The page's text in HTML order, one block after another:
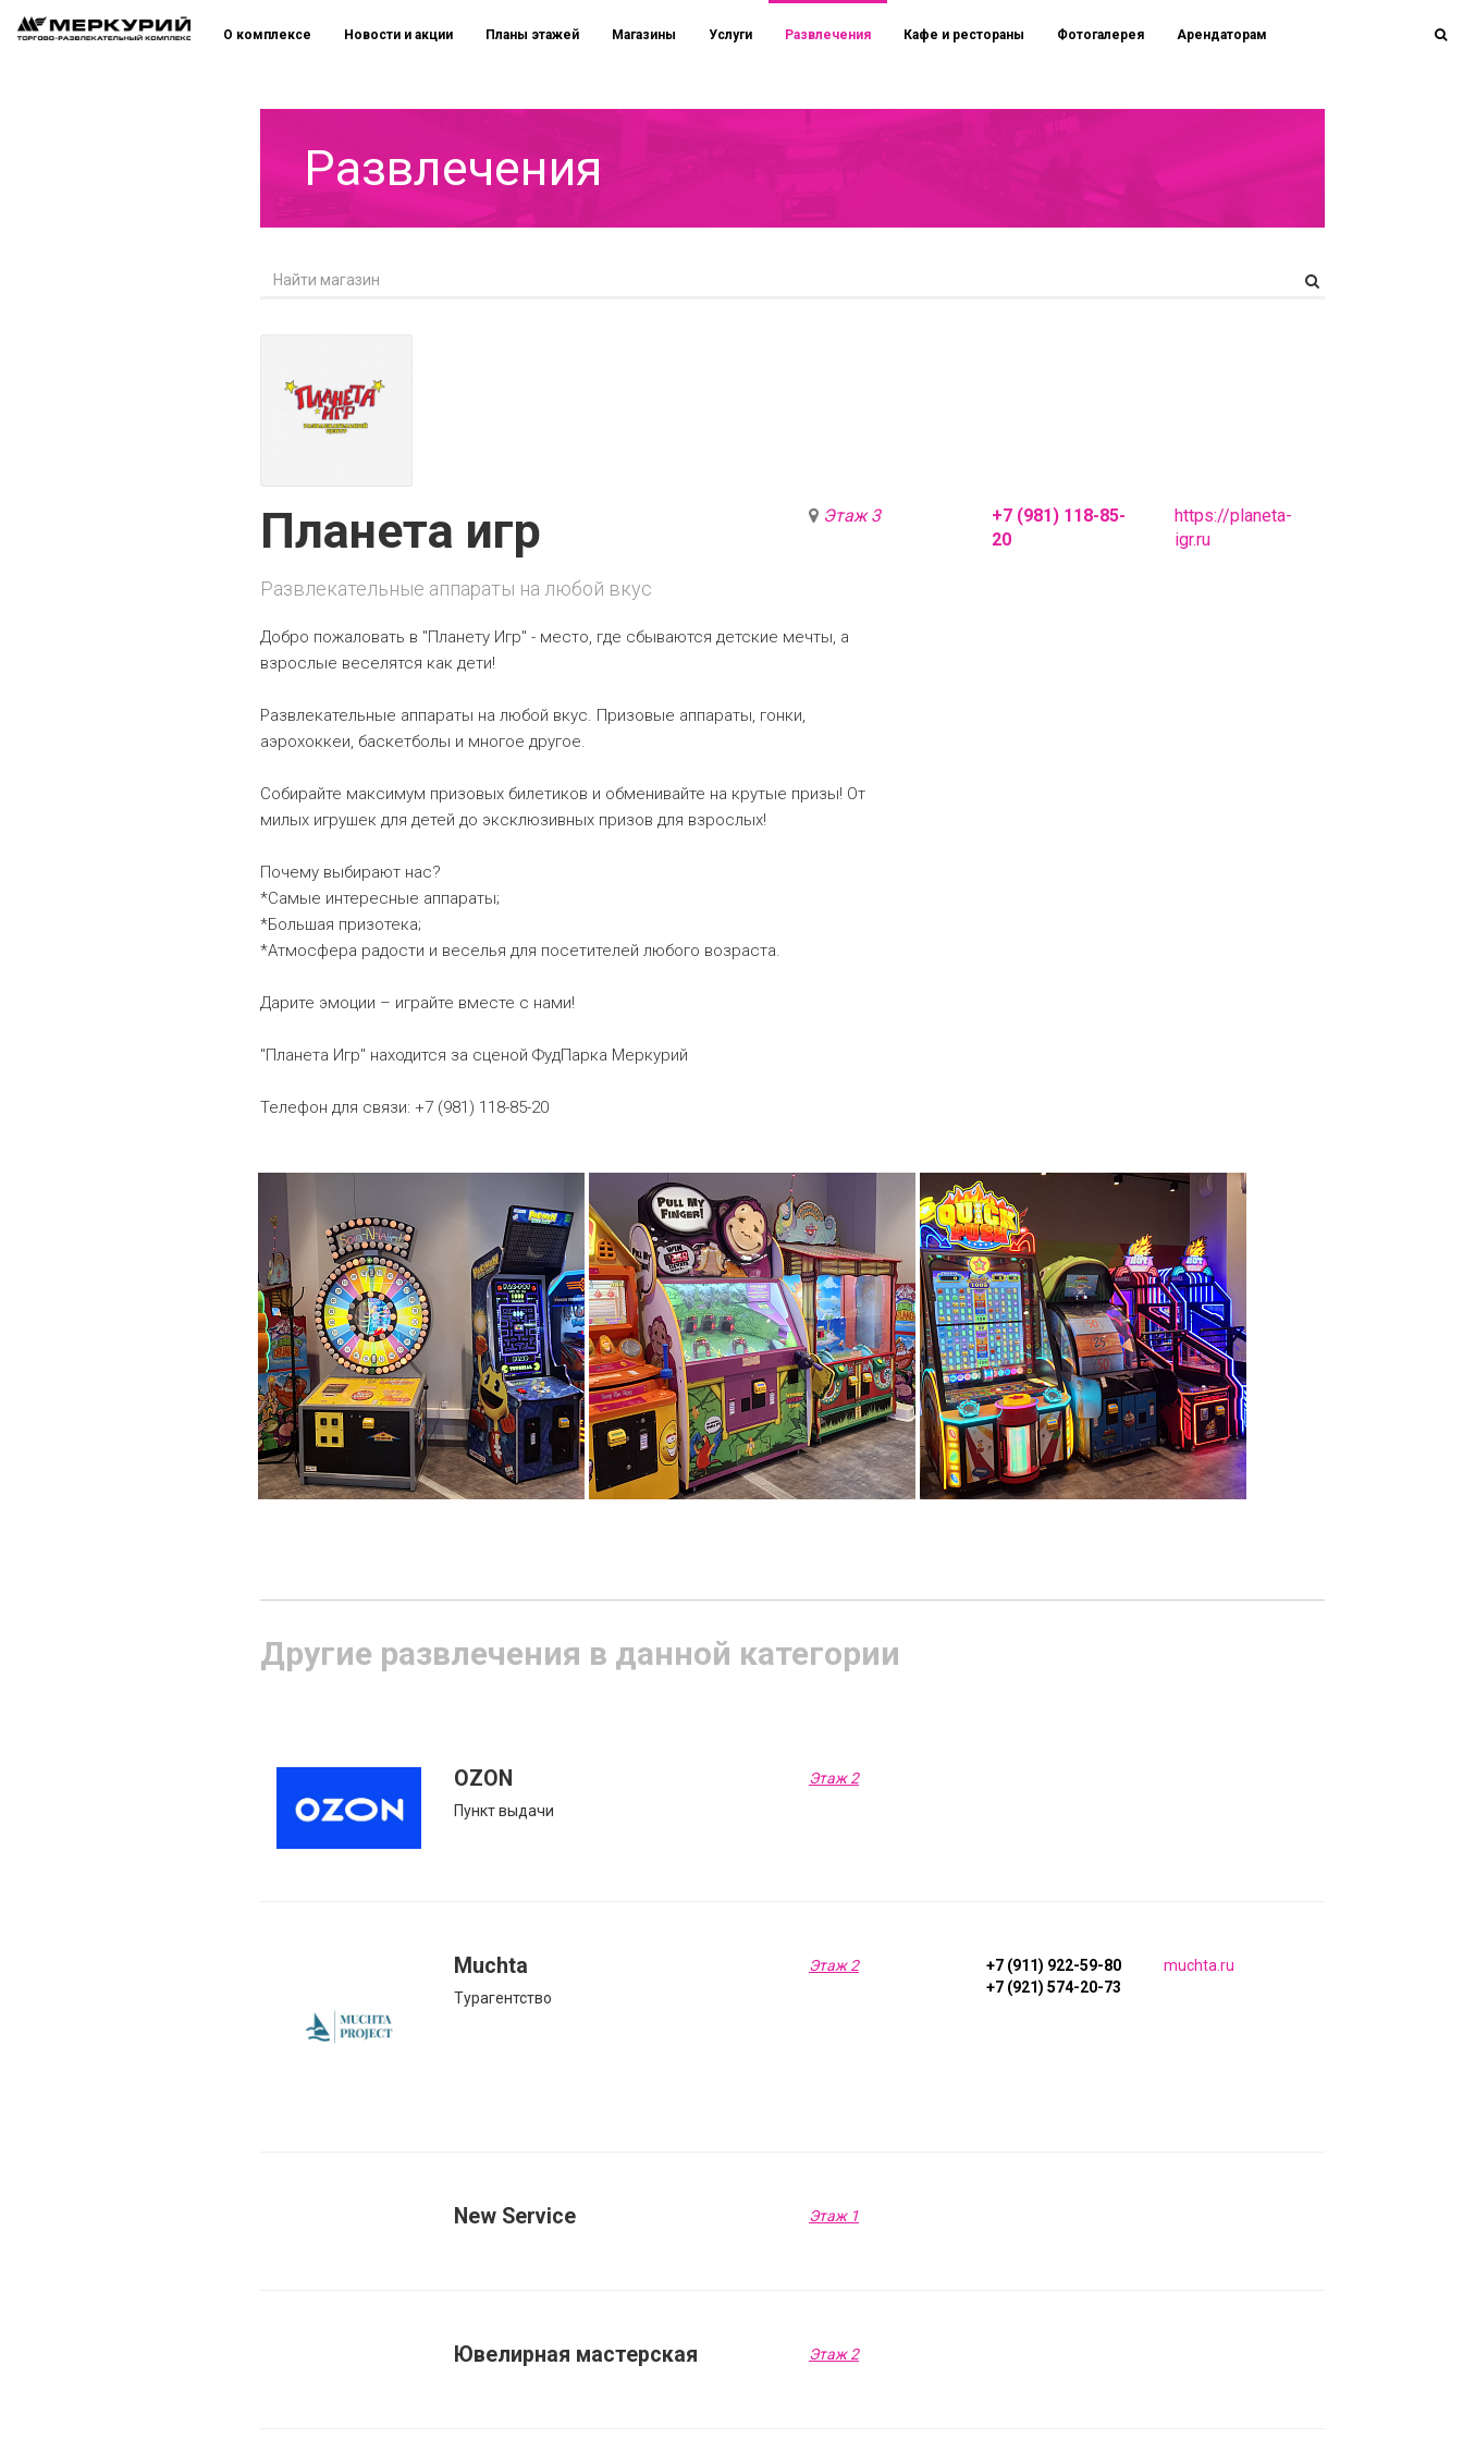
О комплексе Новости и акции Планы этажей Магазины Услуги Развлечения Кафе и рестораны Фотогалерея Арендаторам
Развлечения
Планета игр
Развлекательные аппараты на любой вкус
Этаж 3
+7 (981) 118-85-
20
https://planeta-
igr.ru
Добро пожаловать в "Планету Игр" - место, где сбываются детские мечты, а
взрослые веселятся как дети!
Развлекательные аппараты на любой вкус. Призовые аппараты, гонки,
аэрохоккеи, баскетболы и многое другое.
Собирайте максимум призовых билетиков и обменивайте на крутые призы! От
милых игрушек для детей до эксклюзивных призов для взрослых!
Почему выбирают нас?
*Самые интересные аппараты;
*Большая призотека;
*Атмосфера радости и веселья для посетителей любого возраста.
Дарите эмоции – играйте вместе с нами!
"Планета Игр" находится за сценой ФудПарка Меркурий
Телефон для связи: +7 (981) 118-85-20
Другие развлечения в данной категории
OZON
Пункт выдачи
Этаж 2
Muchta
Турагентство
Этаж 2
+7 (911) 922-59-80
+7 (921) 574-20-73
muchta.ru
New Service Этаж 1
Ювелирная мастерская Этаж 2